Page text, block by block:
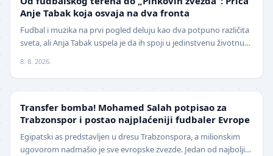
Anje Tabak koja osvaja na dva fronta
Fudbal i muzika na prvi pogled deluju kao dva potpuno različita
sveta, ali Anja Tabak uspela je da ih spoji u jedinstvenu životnu
8. 8. 2026.
Transfer bomba! Mohamed Salah potpisao za
Trabzonspor i postao najplaćeniji fudbaler Evrope
Egipatski as predstavljen u dresu Trabzonspora, a milionskim
ugovorom nadmašio je sve evropske zvezde. Jedan od najboljih